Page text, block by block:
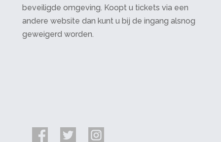
beveiligde omgeving. Koopt u tickets via een
andere website dan kunt u bij de ingang alsnog
geweigerd worden.